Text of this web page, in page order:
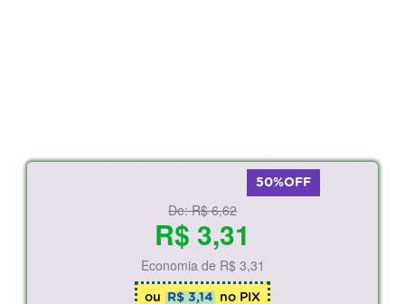
50%OFF
De:R$ 6,62
R$ 3,31
Economia de R$ 3,31
ou R$ 3,14 no PIX